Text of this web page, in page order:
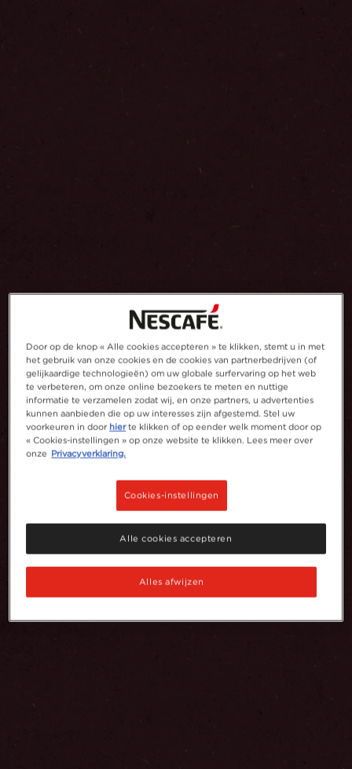
Door op de knop « Alle cookies accepteren » te klikken, stemt u in met
het gebruik van onze cookies en de cookies van partnerbedrijven (of
gelijkaardige technologieën) om uw globale surfervaring op het web
te verbeteren, om onze online bezoekers te meten en nuttige
informatie te verzamelen zodat wij, en onze partners, u advertenties
kunnen aanbieden die op uw interesses zijn afgestemd. Stel uw
voorkeuren in door hierte klikken of op eender welk moment door op
« Cookies-instellingen » op onze website te klikken. Lees meer over
onze Privacyverklaring.
Cookies-instellingen
Alles afwijzen
Alle cookies accepteren